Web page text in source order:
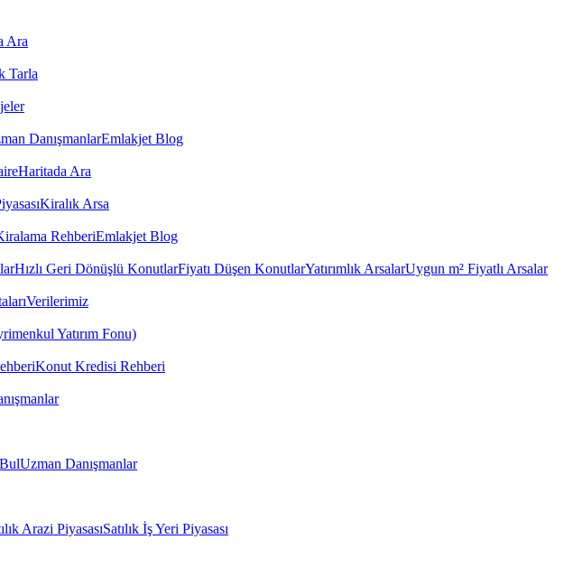
Ara
Tarla
DanışmanlarEmlakjet Blog
Haritada Ara
Kiralık Arsa
RehberiEmlakjet Blog
Hızlı Geri Dönüşlü KonutlarFiyatı Düşen KonutlarYatırımlık ArsalarUygun m² Fiyatlı Arsalar
Verilerimiz
Yatırım Fonu)
Konut Kredisi Rehberi
Uzman Danışmanlar
Arazi PiyasasıSatılık İş Yeri Piyasası